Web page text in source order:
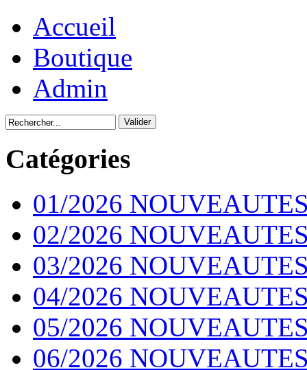
Accueil
Boutique
Admin
Catégories
01/2026
02/2026
03/2026
04/2026
05/2026
06/2026